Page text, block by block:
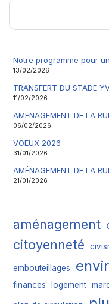
Notre programme pour
13/02/2026
TRANSFERT DU STADE
11/02/2026
AMENAGEMENT DE LA
06/02/2026
VOEUX 2026
31/01/2026
AMÉNAGEMENT DE LA
21/01/2026
aménagement
citoyenneté
embouteillages
finances
logement